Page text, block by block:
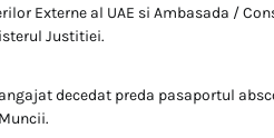
Externe al UAE si Ambasada /
Justitiei.
decedat preda pasaportul